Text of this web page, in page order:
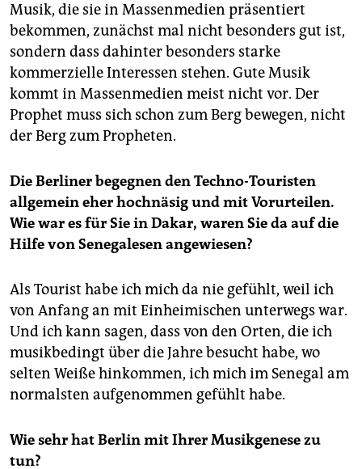
Musik, die sie in Massenmedien präsentiert
bekommen, zunächst mal nicht besonders gut ist,
sondern dass dahinter besonders starke
kommerzielle Interessen stehen. Gute Musik
kommt in Massenmedien meist nicht vor. Der
Prophet muss sich schon zum Berg bewegen, nicht
der Berg zum Propheten.
Die Berliner begegnen den Techno-Touristen
allgemein eher hochnäsig und mit Vorurteilen.
Wie war es für Sie in Dakar, waren Sie da auf die
Hilfe von Senegalesen angewiesen?
Als Tourist habe ich mich da nie gefühlt, weil ich
von Anfang an mit Einheimischen unterwegs war.
Und ich kann sagen, dass von den Orten, die ich
musikbedingt über die Jahre besucht habe, wo
selten Weiße hinkommen, ich mich im Senegal am
normalsten aufgenommen gefühlt habe.
Wie sehr hat Berlin mit Ihrer Musikgenese zu
tun?